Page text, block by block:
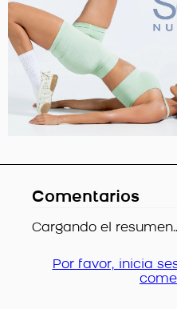
Comentarios
Cargando el
Por favor, inicia